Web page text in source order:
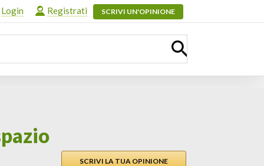
Login Registrati SCRIVI UN'OPINIONE
SCRIVI LA TUA OPINIONE